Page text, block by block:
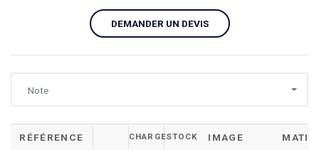
DEMANDER UN DEVIS
Note
RÉFÉRENCE CHARGESTOCK IMAGE